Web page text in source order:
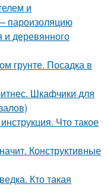
и
пароизоляцию
и деревянного
грунте. Посадка в
Шкафчики для
Что такое
Конструктивные
Кто такая